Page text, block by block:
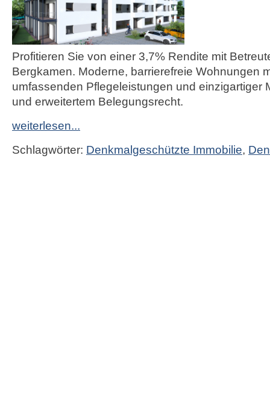
Profitieren Sie von einer 3,7% Rendite mit
Bergkamen. Moderne, barrierefreie Wohnungen
umfassenden Pflegeleistungen und einzigartiger
und erweitertem Belegungsrecht.
weiterlesen...
Schlagwörter: Denkmalgeschützte Immobilie,